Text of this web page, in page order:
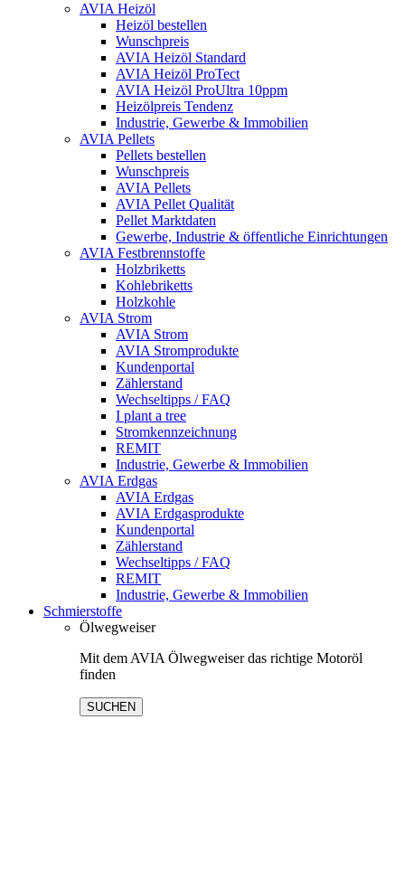
AVIA Heizöl
Heizöl bestellen
Wunschpreis
AVIA Heizöl Standard
AVIA Heizöl ProTect
AVIA Heizöl ProUltra 10ppm
Heizölpreis Tendenz
Industrie, Gewerbe & Immobilien
AVIA Pellets
Pellets bestellen
Wunschpreis
AVIA Pellets
AVIA Pellet Qualität
Pellet Marktdaten
Gewerbe, Industrie & öffentliche Einrichtungen
AVIA Festbrennstoffe
Holzbriketts
Kohlebriketts
Holzkohle
AVIA Strom
AVIA Strom
AVIA Stromprodukte
Kundenportal
Zählerstand
Wechseltipps / FAQ
I plant a tree
Stromkennzeichnung
REMIT
Industrie, Gewerbe & Immobilien
AVIA Erdgas
AVIA Erdgas
AVIA Erdgasprodukte
Kundenportal
Zählerstand
Wechseltipps / FAQ
REMIT
Industrie, Gewerbe & Immobilien
Schmierstoffe
Ölwegweiser
Mit dem AVIA Ölwegweiser das richtige Motoröl
finden
SUCHEN